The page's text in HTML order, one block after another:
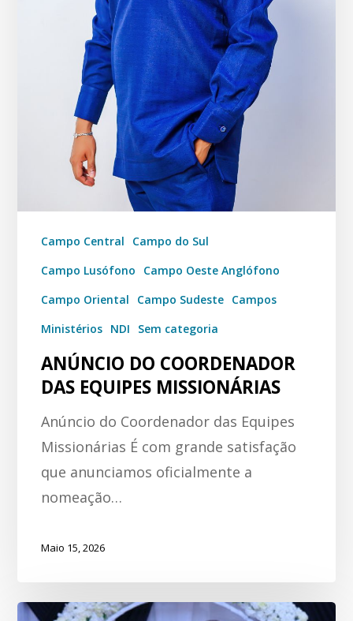
Campo Central
Campo do Sul
Campo Lusófono
Campo Oeste Anglófono
Campo Oriental
Campo Sudeste Campos
Ministérios NDI Sem categoria
ANÚNCIO DO COORDENADOR
DAS EQUIPES MISSIONÁRIAS
Anúncio do Coordenador das Equipes
Missionárias É com grande satisfação
que anunciamos oficialmente a
nomeação…
Maio 15, 2026